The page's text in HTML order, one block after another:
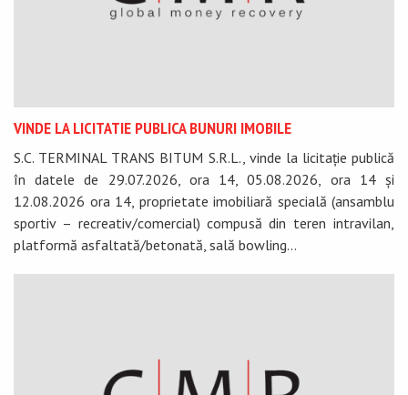
VINDE LA LICITATIE PUBLICA BUNURI IMOBILE
S.C. TERMINAL TRANS BITUM S.R.L., vinde la licitație publică
în datele de 29.07.2026, ora 14, 05.08.2026, ora 14 și
12.08.2026 ora 14, proprietate imobiliară specială (ansamblu
sportiv – recreativ/comercial) compusă din teren intravilan,
platformă asfaltată/betonată, sală bowling...